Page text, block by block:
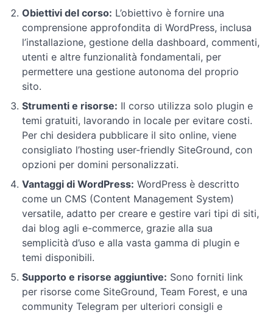
Impostiamo
nostro
sito
Gestione
degli
utenti
impostazioni
Plugin
personalizzare
analizzare
Impostazioni
avanzate
Obiettivi del corso: L’obiettivo è fornire una
comprensione approfondita di WordPress, inclusa
l’installazione, gestione della dashboard, commenti,
utenti e altre funzionalità fondamentali, per
permettere una gestione autonoma del proprio
sito.
Strumenti e risorse: Il corso utilizza solo plugin e
temi gratuiti, lavorando in locale per evitare costi.
Per chi desidera pubblicare il sito online, viene
consigliato l’hosting user-friendly SiteGround, con
opzioni per domini personalizzati.
Vantaggi di WordPress: WordPress è descritto
come un CMS (Content Management System)
versatile, adatto per creare e gestire vari tipi di siti,
dai blog agli e-commerce, grazie alla sua
semplicità d’uso e alla vasta gamma di plugin e
temi disponibili.
Supporto e risorse aggiuntive: Sono forniti link
per risorse come SiteGround, Team Forest, e una
community Telegram per ulteriori consigli e